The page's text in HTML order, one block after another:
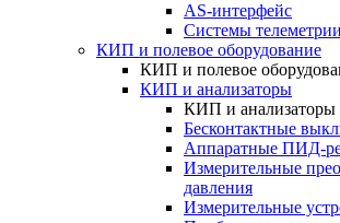
AS-интерфейс
Системы
КИП и полевое оборудование
КИП и полевое
КИП и анализаторы
КИП и анализаторы
Бесконтактные
Аппаратные ПИД-
Измерительные
давления
Измерительные